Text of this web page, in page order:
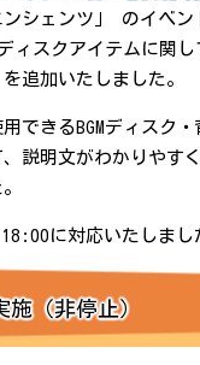
ンシェンツ」 のイベ
ィスクアイテムに関
追加いたしました。
できるBGMディスク
説明文がわかりやす
に対応いたしまし
（非停止）